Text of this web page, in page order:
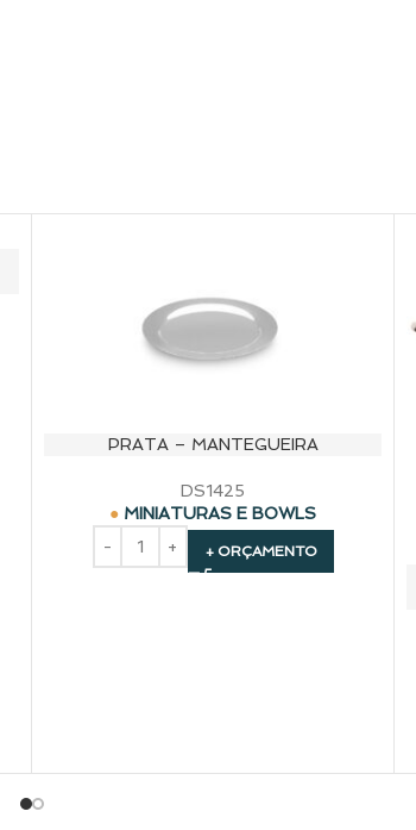
PRATA – MANTEGUEIRA
DS1425
MINIATURAS E BOWLS
+ ORÇAMENTO